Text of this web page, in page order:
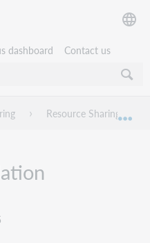
dashboard Contact us
verbergen
Resource Sharing for